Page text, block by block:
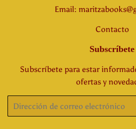
Email:
Contacto
Subscríbete
Subscríbete para estar
ofertas y
electrónico